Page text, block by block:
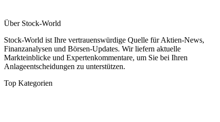
Über Stock-World
Stock-World ist Ihre vertrauenswürdige Quelle für Aktien-News,
Finanzanalysen und Börsen-Updates. Wir liefern aktuelle
Markteinblicke und Expertenkommentare, um Sie bei Ihren
Anlageentscheidungen zu unterstützen.
Top Kategorien